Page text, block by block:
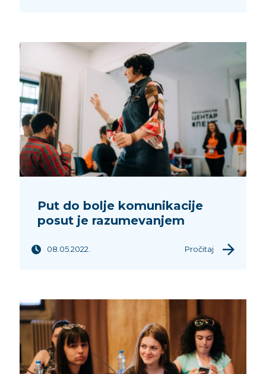
Put do bolje komunikacije
posut je razumevanjem
08.05.2022. Pročitaj